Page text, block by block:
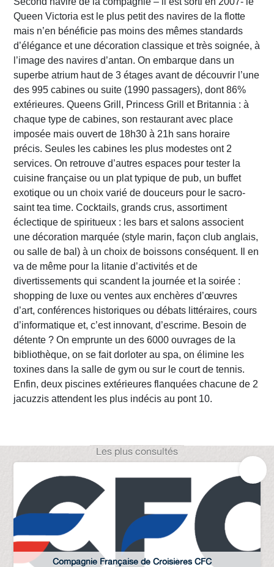
Queen Victoria est le plus petit des navires de la flotte
mais n’en bénéficie pas moins des mêmes standards
d’élégance et une décoration classique et très soignée, à
l’image des navires d’antan. On embarque dans un
superbe atrium haut de 3 étages avant de découvrir l’une
des 995 cabines ou suite (1990 passagers), dont 86%
extérieures. Queens Grill, Princess Grill et Britannia : à
chaque type de cabines, son restaurant avec place
imposée mais ouvert de 18h30 à 21h sans horaire
précis. Seules les cabines les plus modestes ont 2
services. On retrouve d’autres espaces pour tester la
cuisine française ou un plat typique de pub, un buffet
exotique ou un choix varié de douceurs pour le sacro-
saint tea time. Cocktails, grands crus, assortiment
éclectique de spiritueux : les bars et salons associent
une décoration marquée (style marin, façon club anglais,
ou salle de bal) à un choix de boissons conséquent. Il en
va de même pour la litanie d’activités et de
divertissements qui scandent la journée et la soirée :
shopping de luxe ou ventes aux enchères d’œuvres
d’art, conférences historiques ou débats littéraires, cours
d’informatique et, c’est innovant, d’escrime. Besoin de
détente ? On emprunte un des 6000 ouvrages de la
bibliothèque, on se fait dorloter au spa, on élimine les
toxines dans la salle de gym ou sur le court de tennis.
Enfin, deux piscines extérieures flanquées chacune de 2
jacuzzis attendent les plus indécis au pont 10.
Les plus consultés
Compagnie Française de Croisières CFC